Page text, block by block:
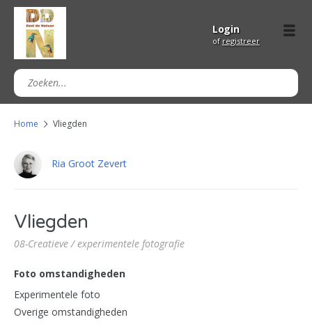
Login
of registreer
Home Vliegden
Ria Groot Zevert
Vliegden
08-Creatieve / experimentele fotografie
Foto omstandigheden
Experimentele foto
Overige omstandigheden